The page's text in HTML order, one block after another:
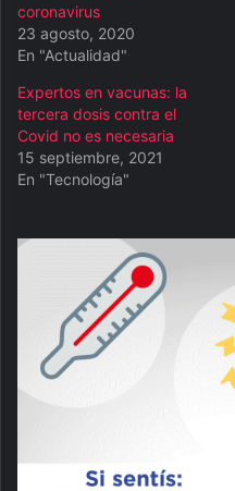
coronavirus
23 agosto, 2020
En "Actualidad"
Expertos en vacunas: la
tercera dosis contra el
Covid no es necesaria
15 septiembre, 2021
En "Tecnología"